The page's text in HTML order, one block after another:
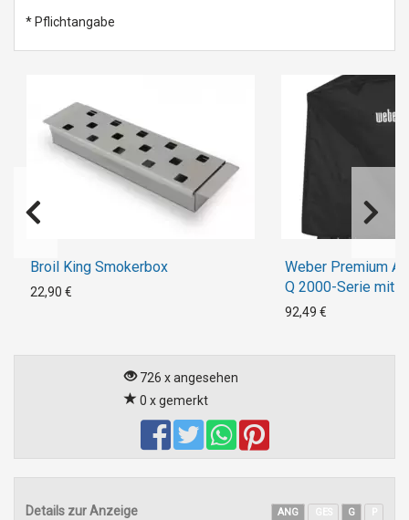
* Pflichtangabe
Broil King Smokerbox
22,90 €
Weber Premium
Q 2000-Serie mit
3000-Serie
92,49 €
726 x angesehen
0 x gemerkt
Details zur Anzeige ANG G